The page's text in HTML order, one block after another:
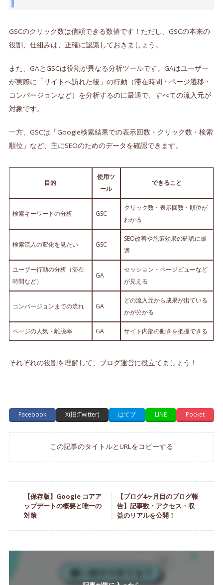
GSCのクリック数は信頼できる数値です！ただし、GSCの本来の
役割、仕組みは、正確に認識しておきましょう。
また、GAとGSCは役割が異なる分析ツールです。GAはユーザー
が実際に「サイトへ訪れた後」の行動（滞在時間・ページ遷移・
コンバージョンなど）を分析するのに最適で、すべての流入元が
対象です。
一方、GSCは「Google検索結果での表示回数・クリック数・検索
順位」など、主にSEOのためのデータを確認できます。
目的
使用ツ
ール
できること
検索キーワードの分析 GSC
クリック数・表示回数・順位が
わかる
検索流入の変化を見たい GSC
SEO改善や施策効果の確認に最
適
ユーザー行動の分析（滞在
時間など）
GA
セッション・ページビューなど
が見える
コンバージョンまでの流れ GA
どの流入元から成果が出ている
かが分かる
ページの人気・離脱率 GA サイト内部の動きを把握できる
それぞれの役割を理解して、ブログ運営に役立てましょう！
Facebook X(旧:Twitter) はてブ LINE Pocket
この記事のタイトルとURLをコピーする
【保存版】Google コアア
ップデートの概要と唯一の
対策
【ブログ4ヶ月目のブログ報
告】記事数・アクセス・収
益のリアルを公開！